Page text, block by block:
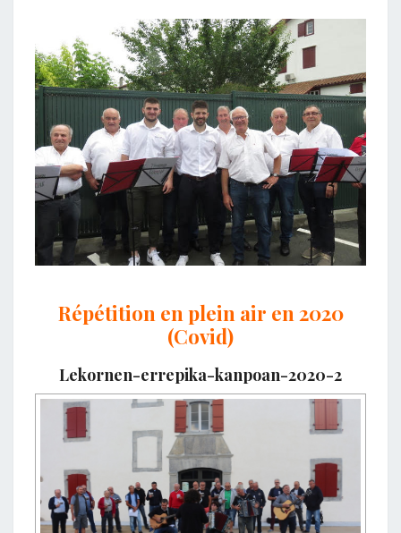
Répétition en plein air en 2020
(Covid)
Lekornen-errepika-kanpoan-2020-2